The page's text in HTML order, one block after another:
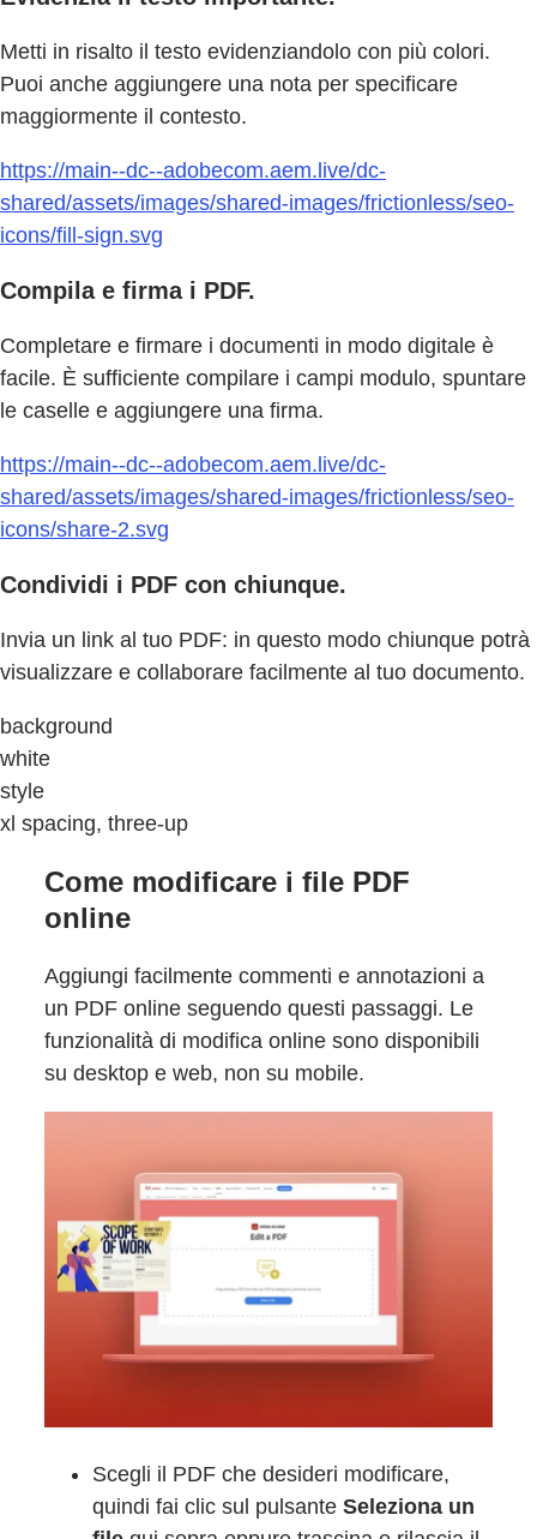
Metti in risalto il testo evidenziandolo con più colori.
Puoi anche aggiungere una nota per specificare
maggiormente il contesto.
https://main--dc--adobecom.aem.live/dc-
shared/assets/images/shared-images/frictionless/seo-
icons/fill-sign.svg
Compila e firma i PDF.
Completare e firmare i documenti in modo digitale è
facile. È sufficiente compilare i campi modulo, spuntare
le caselle e aggiungere una firma.
https://main--dc--adobecom.aem.live/dc-
shared/assets/images/shared-images/frictionless/seo-
icons/share-2.svg
Condividi i PDF con chiunque.
Invia un link al tuo PDF: in questo modo chiunque potrà
visualizzare e collaborare facilmente al tuo documento.
background
white
style
xl spacing, three-up
Come modificare i file PDF
online
Aggiungi facilmente commenti e annotazioni a
un PDF online seguendo questi passaggi. Le
funzionalità di modifica online sono disponibili
su desktop e web, non su mobile.
Scegli il PDF che desideri modificare,
quindi fai clic sul pulsanteSeleziona un